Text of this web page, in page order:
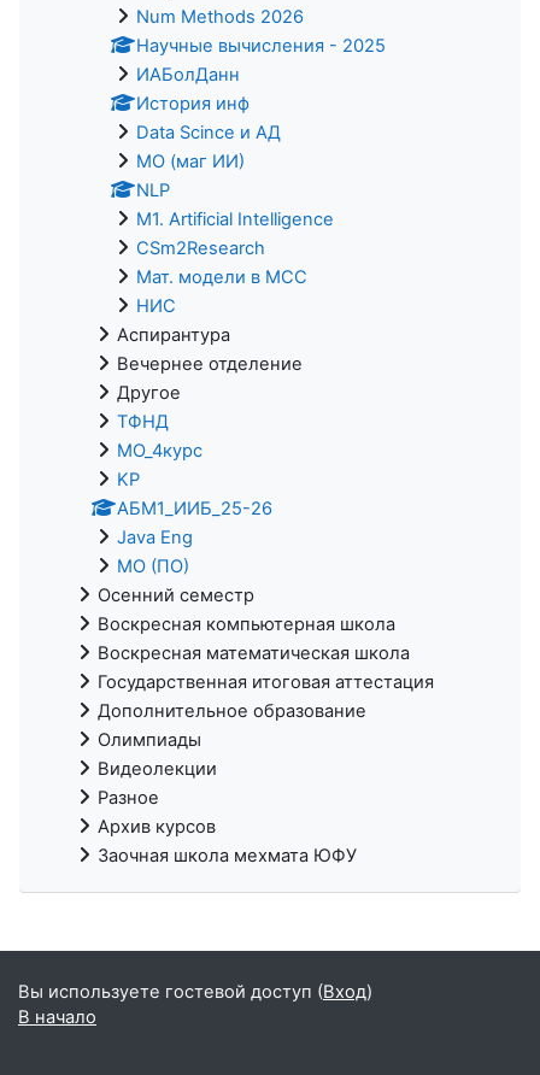
Num Methods 2026
Научные вычисления - 2025
ИАБолДанн
История инф
Data Scince и АД
МО (маг ИИ)
NLP
M1. Artificial Intelligence
CSm2Research
Мат. модели в МСС
НИС
Аспирантура
Вечернее отделение
Другое
ТФНД
МО_4курс
KP
АБМ1_ИИБ_25-26
Java Eng
МО (ПО)
Осенний семестр
Воскресная компьютерная школа
Воскресная математическая школа
Государственная итоговая аттестация
Дополнительное образование
Олимпиады
Видеолекции
Разное
Архив курсов
Заочная школа мехмата ЮФУ
Вы используете гостевой доступ (Вход)
В начало